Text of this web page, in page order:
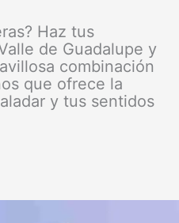
Haz tus
de Guadalupe y
combinación
que ofrece la
y tus sentidos